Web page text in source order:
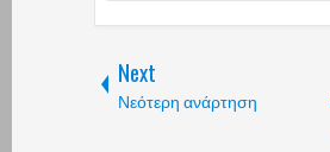
Next
Νεότερη ανάρτηση